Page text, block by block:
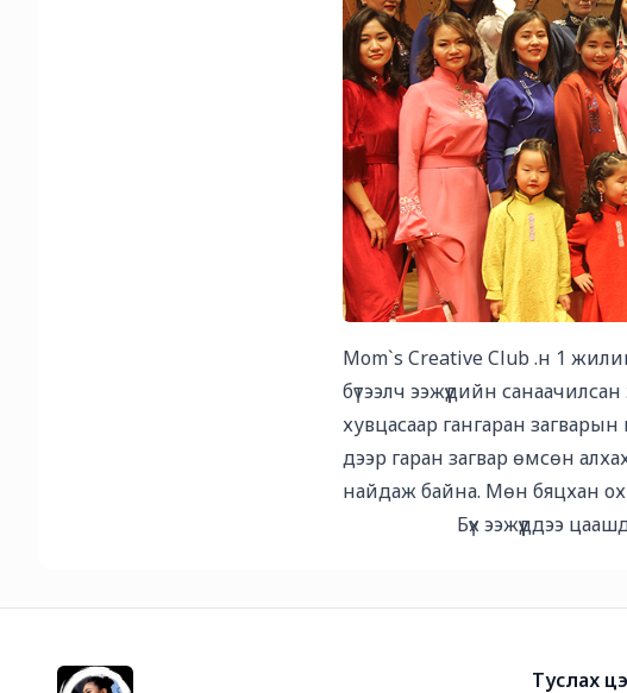
Mom`s Creative Club .н 1
бүтээлч ээжүүдийн
хувцасаар гангаран
дээр гаран загвар өмсөн алхах
найдаж байна. Мөн бяцхан
Бүх ээжүүддээ
Туслах